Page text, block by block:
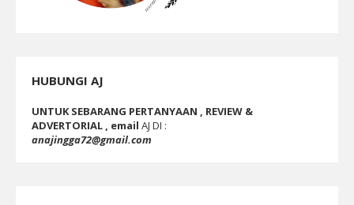
HUBUNGI AJ
UNTUK SEBARANG PERTANYAAN , REVIEW &
ADVERTORIAL , email AJ DI :
anajingga72@gmail.com